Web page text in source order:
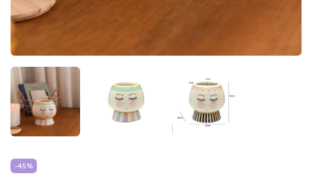
-45%